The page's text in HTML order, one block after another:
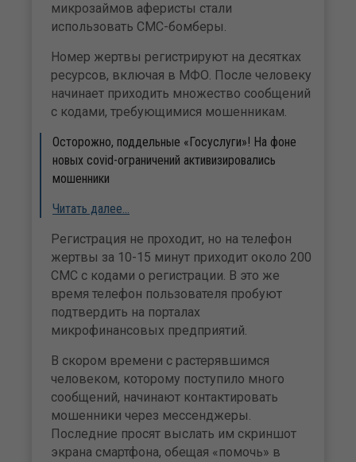
микрозаймов аферисты стали
использовать СМС-бомберы.
Номер жертвы регистрируют на десятках
ресурсов, включая в МФО. После человеку
начинает приходить множество сообщений
с кодами, требующимися мошенникам.
Осторожно, поддельные «Госуслуги»! На фоне
новых covid-ограничений активизировались
мошенники
Читать далее…
Регистрация не проходит, но на телефон
жертвы за 10-15 минут приходит около 200
СМС с кодами о регистрации. В это же
время телефон пользователя пробуют
подтвердить на порталах
микрофинансовых предприятий.
В скором времени с растерявшимся
человеком, которому поступило много
сообщений, начинают контактировать
мошенники через мессенджеры.
Последние просят выслать им скриншот
экрана смартфона, обещая «помочь» в